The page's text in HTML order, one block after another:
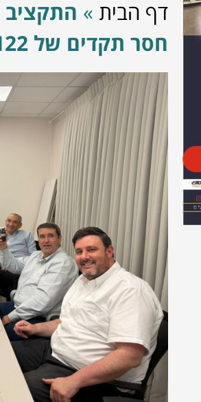
דף הבית »
חסר תקדים של 122 מיליון שקל